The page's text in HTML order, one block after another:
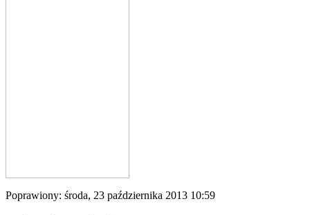
Poprawiony: środa, 23 października 2013 10:59